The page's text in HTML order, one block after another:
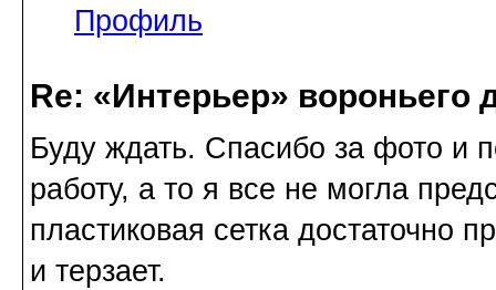
Профиль
Re: «Интерьер» вороньего
Буду ждать. Спасибо за фото и
работу, а то я все не могла
пластиковая сетка достаточно
и терзает.